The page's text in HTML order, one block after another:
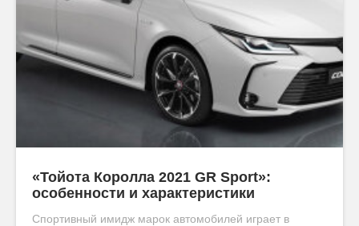
«Тойота Королла 2021 GR Sport»:
особенности и характеристики
Спортивный имидж марок автомобилей играет в